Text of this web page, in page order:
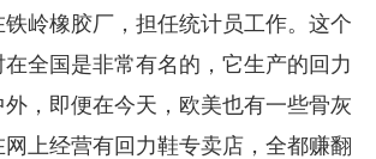
铁岭橡胶厂，担任统计员工作。这个
全国是非常有名的，它生产的回力
，即便在今天，欧美也有一些骨灰
上经营有回力鞋专卖店，全都赚翻